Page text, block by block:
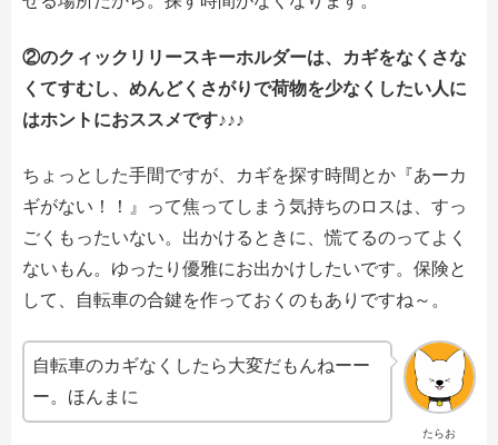
②のクィックリリースキーホルダーは、カギをなくさな
くてすむし、めんどくさがりで荷物を少なくしたい人に
はホントにおススメです♪♪♪
ちょっとした手間ですが、カギを探す時間とか『あーカ
ギがない！！』って焦ってしまう気持ちのロスは、すっ
ごくもったいない。出かけるときに、慌てるのってよく
ないもん。ゆったり優雅にお出かけしたいです。保険と
して、自転車の合鍵を作っておくのもありですね～。
たらお
自転車のカギなくしたら大変だもんねーー
ー。ほんまに